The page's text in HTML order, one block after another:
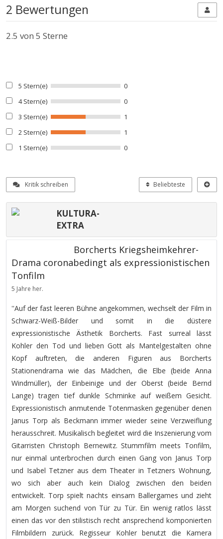
2 Bewertungen
2.5 von 5 Sterne
5 Stern(e)
0
4 Stern(e)
0
3 Stern(e)
1
2 Stern(e)
1
1 Stern(e)
0
Kritik schreiben Beliebteste
KULTURA-
EXTRA
Borcherts Kriegsheimkehrer-
Drama coronabedingt als expressionistischen
Tonfilm
5 Jahre her.
''Auf der fast leeren Bühne angekommen, wechselt der Film in
Schwarz-Weiß-Bilder und somit in die düstere
expressionistische Ästhetik Borcherts. Fast surreal lässt
Kohler den Tod und lieben Gott als Mantelgestalten ohne
Kopf auftreten, die anderen Figuren aus Borcherts
Stationendrama wie das Mädchen, die Elbe (beide Anna
Windmüller), der Einbeinige und der Oberst (beide Bernd
Lange) tragen tief dunkle Schminke auf weißem Gesicht.
Expressionistisch anmutende Totenmasken gegenüber denen
Janus Torp als Beckmann immer wieder seine Verzweiflung
herausschreit. Musikalisch begleitet wird die Inszenierung vom
Gitarristen Christoph Bernewitz. Stummfilm meets Tonfilm,
nur einmal unterbrochen durch einen Gang von Janus Torp
und Isabel Tetzner aus dem Theater in Tetzners Wohnung,
wo sich aber auch kein Dialog zwischen den beiden
entwickelt. Torp spielt nachts einsam Ballergames und zieht
am Morgen suchend von Tür zu Tür. Ein wenig ratlos lässt
einen das vor den stilistisch recht ansprechend komponierten
Filmbildern zurück. Regisseur Kohler benutzt die Kamera